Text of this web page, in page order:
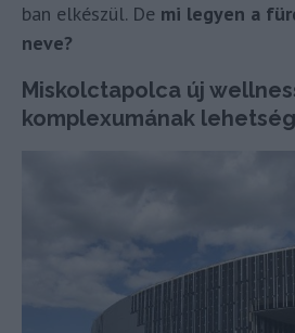
ban elkészül. De mi legyen a
neve?
Miskolctapolca új
komplexumának